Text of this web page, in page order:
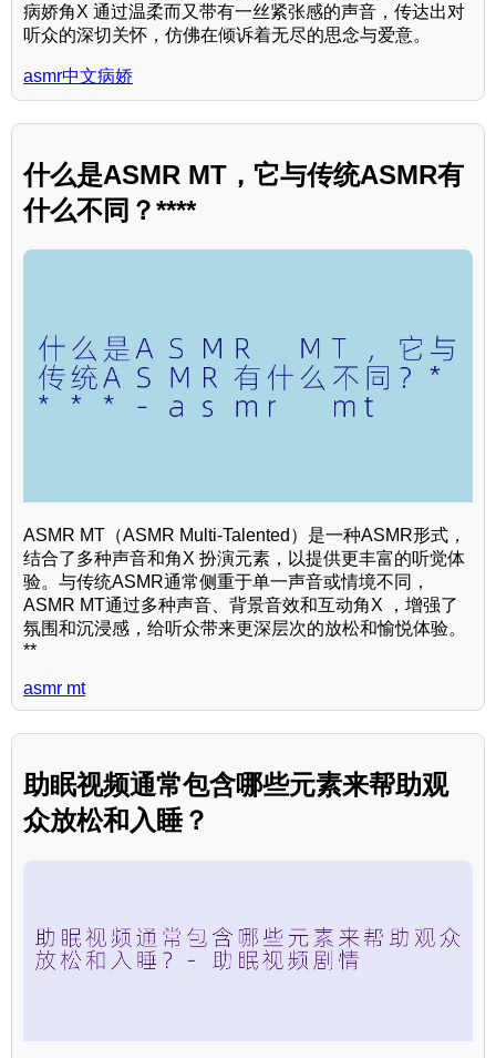
病娇角X 通过温柔而又带有一丝紧张感的声音，传达出对
听众的深切关怀，仿佛在倾诉着无尽的思念与爱意。
asmr中文病娇
什么是ASMR MT，它与传统ASMR有
什么不同？****
ASMR MT（ASMR Multi-Talented）是一种ASMR形式，
结合了多种声音和角X 扮演元素，以提供更丰富的听觉体
验。与传统ASMR通常侧重于单一声音或情境不同，
ASMR MT通过多种声音、背景音效和互动角X ，增强了
氛围和沉浸感，给听众带来更深层次的放松和愉悦体验。
**
asmr mt
助眠视频通常包含哪些元素来帮助观
众放松和入睡？